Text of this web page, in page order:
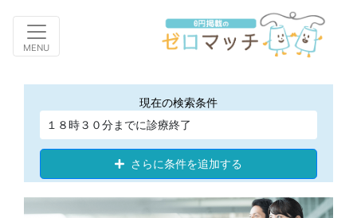
Toggle navigation
MENU
現在の検索条件
１８時３０分までに診療終了
さらに条件を追加する